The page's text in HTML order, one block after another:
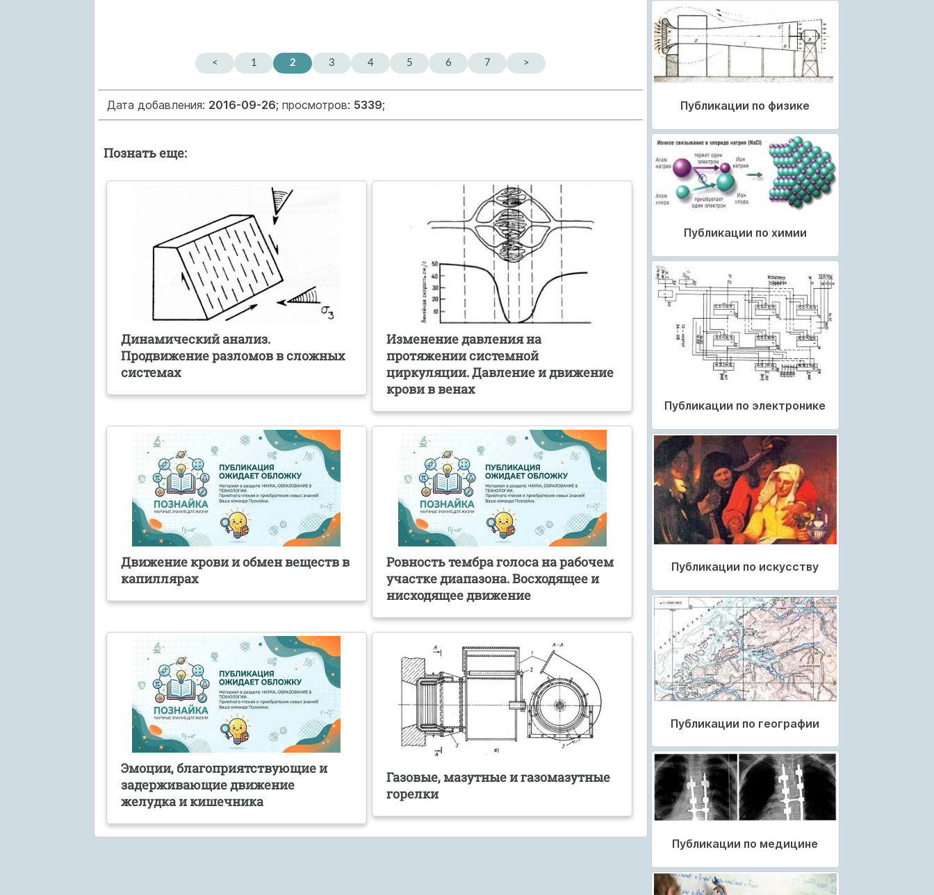
< 1 2 3 4 5 6 7 >
Дата добавления: 2016-09-26; просмотров: 5339;
Познать еще:
Динамический анализ.
Продвижение разломов в сложных
системах
Изменение давления на
протяжении системной
циркуляции. Давление и движение
крови в венах
Движение крови и обмен веществ в
капиллярах
Ровность тембра голоса на рабочем
участке диапазона. Восходящее и
нисходящее движение
Эмоции, благоприятствующие и
задерживающие движение
желудка и кишечника
Газовые, мазутные и газомазутные
горелки
Публикации по физике
Публикации по химии
Публикации по электронике
Публикации по искусству
Публикации по географии
Публикации по медицине